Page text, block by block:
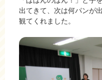
出てきて、次は何パンが
観てくれました。